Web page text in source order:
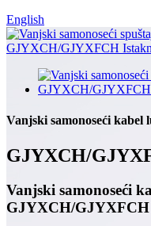
English
Vanjski samonoseći
GJYXCH/
Vanjski samonoseći
GJYXCH/GJYXFCH